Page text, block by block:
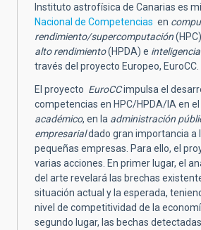
Instituto astrofísica de Canarias es
Nacional de Competencias en
rendimiento/supercomputación
alto rendimiento(HPDA) e
través del proyecto Europeo, EuroCC.
El proyecto EuroCCimpulsa el
competencias en HPC/HPDA/IA en
académico, en la administración
empresarialdado gran importancia a
pequeñas empresas. Para ello, el
varias acciones. En primer lugar, el
del arte revelará las brechas
situación actual y la esperada,
nivel de competitividad de la
segundo lugar, las bechas